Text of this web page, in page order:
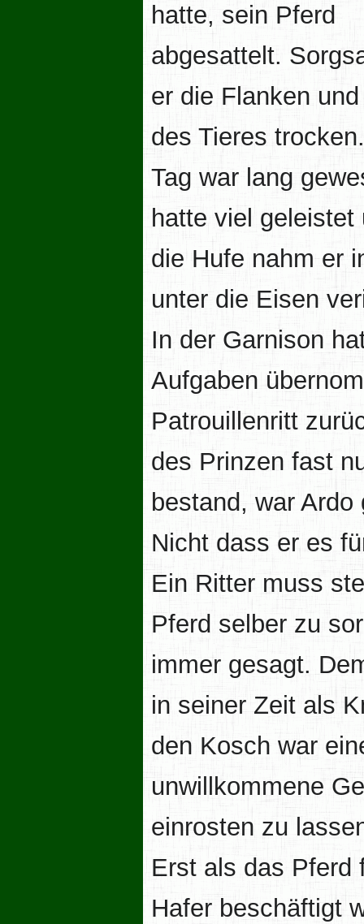
hatte, sein Pferd
abgesattelt.
er die Flanken
des Tieres
Tag war lang
hatte viel
die Hufe nahm er
unter die Eisen
In der Garnison
Aufgaben
Patrouillenritt
des Prinzen fast
bestand, war
Nicht dass er es
Ein Ritter muss
Pferd selber zu
immer gesagt.
in seiner Zeit als
den Kosch war
unwillkommene
einrosten zu
Erst als das Pferd
Hafer beschäftigt